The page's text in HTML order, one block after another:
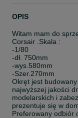
OPIS
Witam mam do
Corsair .Skala :
-1/80
-dł. 750mm
-wys.580mm
-Szer.270mm
Okręt jest
najwyższej jakości
modelarskich i
prezentuje się w
Preferowany odbiór